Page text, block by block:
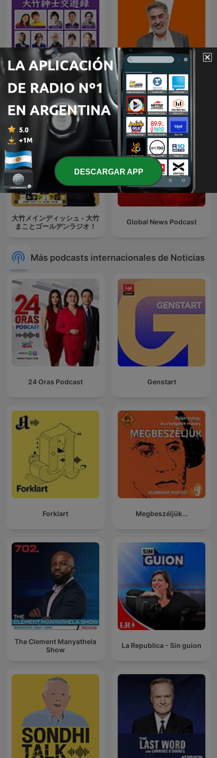
大竹紳士交遊録 - 大竹まこと
ゴールデンラジオ！
Mañanas en Libertad con
Luis del Pino
大竹メインディッシュ - 大竹
まことゴールデンラジオ！
Global News Podcast
Más podcasts internacionales de Noticias
24 Oras Podcast Genstart
Forklart Megbeszéljük...
The Clement Manyathela
Show
La Republica - Sin guion
DESCARGAR APP